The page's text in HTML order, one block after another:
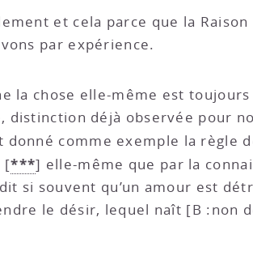
et cela parce que la
par expérience.
la chose elle-même est
distinction déjà observée pour
donné comme exemple la règle
[***] elle-même que par la
si souvent qu’un amour est
le désir, lequel naît [B :non